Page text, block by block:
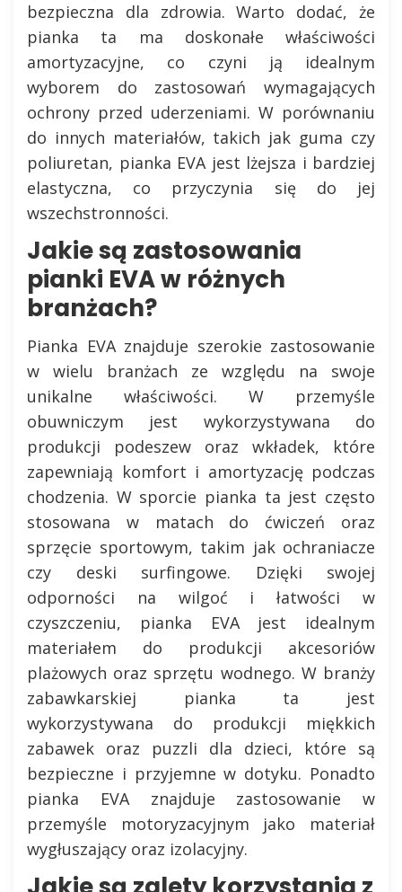
bezpieczna dla zdrowia. Warto dodać, że
pianka ta ma doskonałe właściwości
amortyzacyjne, co czyni ją idealnym
wyborem do zastosowań wymagających
ochrony przed uderzeniami. W porównaniu
do innych materiałów, takich jak guma czy
poliuretan, pianka EVA jest lżejsza i bardziej
elastyczna, co przyczynia się do jej
wszechstronności.
Jakie są zastosowania
pianki EVA w różnych
branżach?
Pianka EVA znajduje szerokie zastosowanie
w wielu branżach ze względu na swoje
unikalne właściwości. W przemyśle
obuwniczym jest wykorzystywana do
produkcji podeszew oraz wkładek, które
zapewniają komfort i amortyzację podczas
chodzenia. W sporcie pianka ta jest często
stosowana w matach do ćwiczeń oraz
sprzęcie sportowym, takim jak ochraniacze
czy deski surfingowe. Dzięki swojej
odporności na wilgoć i łatwości w
czyszczeniu, pianka EVA jest idealnym
materiałem do produkcji akcesoriów
plażowych oraz sprzętu wodnego. W branży
zabawkarskiej pianka ta jest
wykorzystywana do produkcji miękkich
zabawek oraz puzzli dla dzieci, które są
bezpieczne i przyjemne w dotyku. Ponadto
pianka EVA znajduje zastosowanie w
przemyśle motoryzacyjnym jako materiał
wygłuszający oraz izolacyjny.